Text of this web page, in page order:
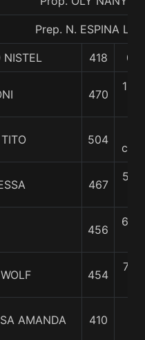
Prep. N. ESPINA L.
NISTEL 418 0/0
470
1 3/
504
467
5 1/
456
6 3/
454
7 1/
AMANDA 410